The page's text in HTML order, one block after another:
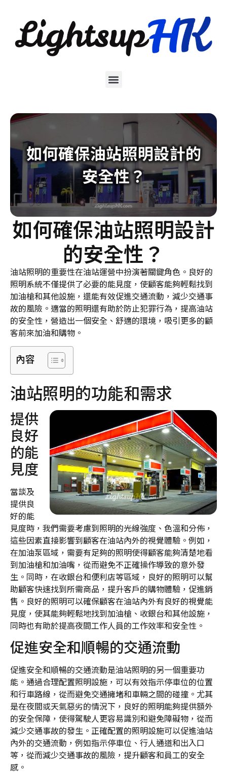
如何確保油站照明設計
的安全性？
油站照明的重要性在油站運營中扮演著關鍵角色。良好的
照明系統不僅提供了必要的能見度，使顧客能夠輕鬆找到
加油槍和其他設施，還能有效促進交通流動，減少交通事
故的風險。適當的照明還有助於防止犯罪行為，提高油站
的安全性，營造出一個安全、舒適的環境，吸引更多的顧
客前來加油和購物。
內容
油站照明的功能和需求
提供
良好
的能
見度
當談及
提供良
好的能
見度時，我們需要考慮到照明的光線強度、色溫和分佈，
這些因素直接影響到顧客在油站內外的視覺體驗。例如，
在加油泵區域，需要有足夠的照明使得顧客能夠清楚地看
到加油槍和加油嘴，從而避免不正確操作導致的意外發
生。同時，在收銀台和便利店等區域，良好的照明可以幫
助顧客快速找到所需商品，提升客戶的購物體驗，促進銷
售。良好的照明可以確保顧客在油站內外有良好的視覺能
見度，使其能夠輕鬆地找到加油槍、收銀台和其他設施，
同時也有助於提高夜間工作人員的工作效率和安全性。
促進安全和順暢的交通流動
促進安全和順暢的交通流動是油站照明的另一個重要功
能。通過合理配置照明設施，可以有效指示停車位的位置
和行車路線，從而避免交通擁堵和車輛之間的碰撞。尤其
是在夜間或天氣惡劣的情況下，良好的照明能夠提供額外
的安全保障，使得駕駛人更容易識別和避免障礙物，從而
減少交通事故的發生。正確配置的照明設施可以促進油站
內外的交通流動，例如指示停車位、行人通道和出入口
等，從而減少交通事故的風險，提升顧客和員工的安全
感。